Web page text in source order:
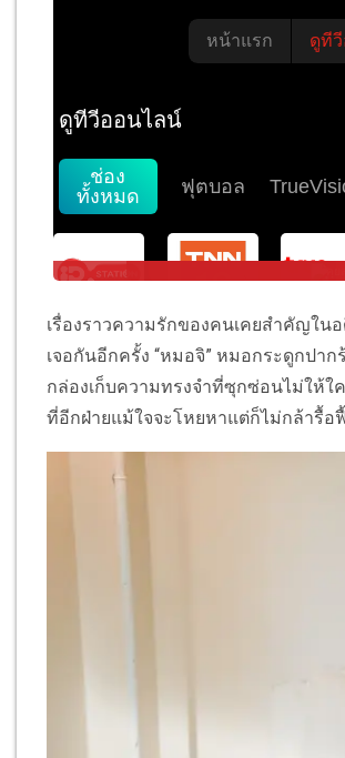
เรื่องราวความรักของคนเคยสำคัญใ
เจอกันอีกครั้ง “หมอจิ” หมอกระดูกปาก
กล่องเก็บความทรงจำที่ซุกซ่อนไม่ให้
ที่อีกฝ่ายแม้ใจจะโหยหาแต่ก็ไม่กล้ารื้อ